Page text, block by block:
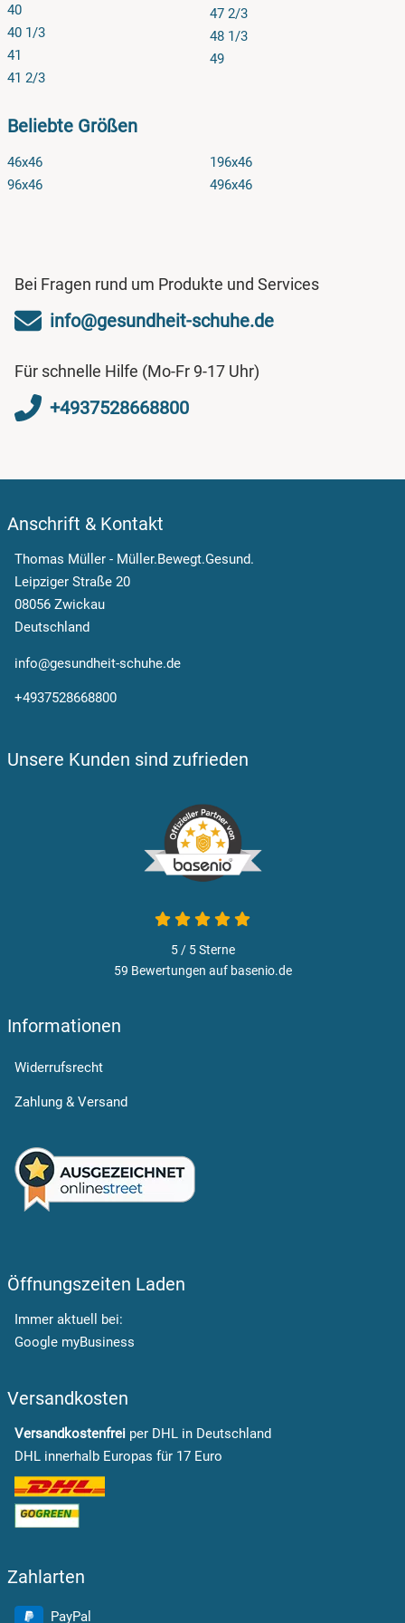
40
40 1/3
41
41 2/3
47 2/3
48 1/3
49
Beliebte Größen
46x46
96x46
196x46
496x46
Bei Fragen rund um Produkte und Services
info@gesundheit-schuhe.de
Für schnelle Hilfe (Mo-Fr 9-17 Uhr)
+4937528668800
Anschrift & Kontakt
Thomas Müller - Müller.Bewegt.Gesund.
Leipziger Straße 20
08056 Zwickau
Deutschland
info@gesundheit-schuhe.de
+4937528668800
Unsere Kunden sind zufrieden
5 / 5Sterne
59 Bewertungen auf basenio.de
Informationen
Widerrufsrecht
Zahlung & Versand
Öffnungszeiten Laden
Immer aktuell bei:
Google myBusiness
Versandkosten
Versandkostenfrei per DHL in Deutschland
DHL innerhalb Europas für 17 Euro
Zahlarten
PayPal